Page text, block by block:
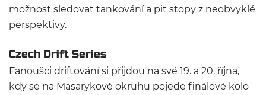
možnost sledovat tankování a pit stopy z neobvyklé
perspektivy.
Czech Drift Series
Fanoušci driftování si přijdou na své 19. a 20. října,
kdy se na Masarykově okruhu pojede finálové kolo